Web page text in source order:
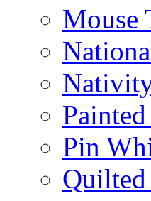
Mouse
Pin
Quilted